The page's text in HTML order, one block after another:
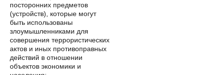
посторонних предметов
(устройств), которые могут
быть использованы
злоумышленниками для
совершения террористических
актов и иных противоправных
действий в отношении
объектов экономики и